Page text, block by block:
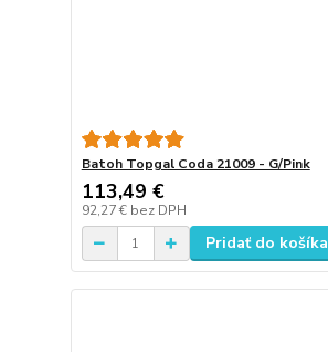
Batoh Topgal Coda 21009 - G/Pink
113,49 €
92,27 € bez DPH
Pridať do košíka